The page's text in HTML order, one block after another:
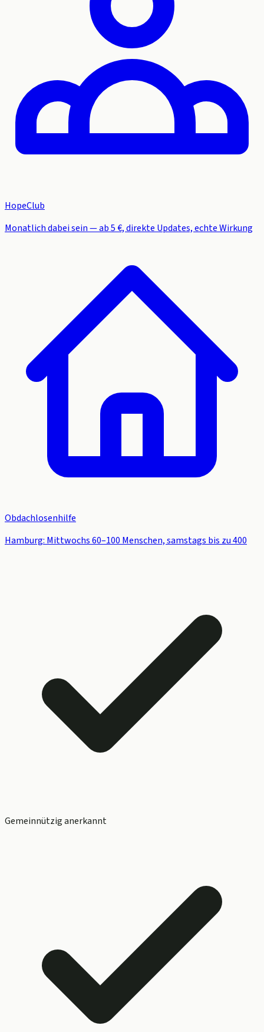
HopeClub
Monatlich dabei sein — ab 5 €, direkte Updates, echte Wirkung
Obdachlosenhilfe
Hamburg: Mittwochs 60–100 Menschen, samstags bis zu 400
Gemeinnützig anerkannt